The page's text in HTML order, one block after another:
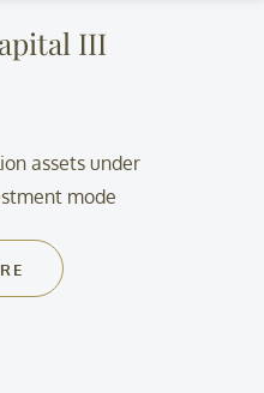
III
assets under
mode